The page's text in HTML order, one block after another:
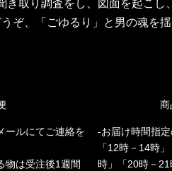
き取り調査をし、図面を起こし
うぞ、「ごゆるり」と男の魂を
ールにてご連絡を
物は受注後1週間
商
-お届け時間指
「12時－14時
時」「20時－